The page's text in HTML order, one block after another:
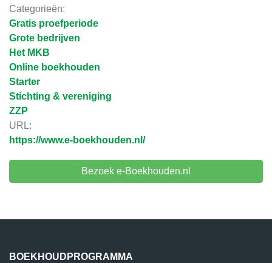
Categorieën:
Gratis proefperiode
Grote bedrijven
Het MKB
Online boekhouden
Starter
Stichting & vereniging
ZZP
URL:
https://www.e-boekhouden.nl/
Bezoek e-Boekhouden.nl
BOEKHOUDPROGRAMMA